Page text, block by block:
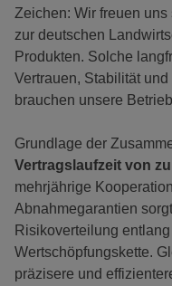
Zeichen: Wir freuen
zur deutschen
Produkten. Solche
Vertrauen, Stabilität
brauchen unsere
Grundlage der
Vertragslaufzeit von
mehrjährige
Abnahmegarantien
Risikoverteilung
Wertschöpfungskette.
präzisere und